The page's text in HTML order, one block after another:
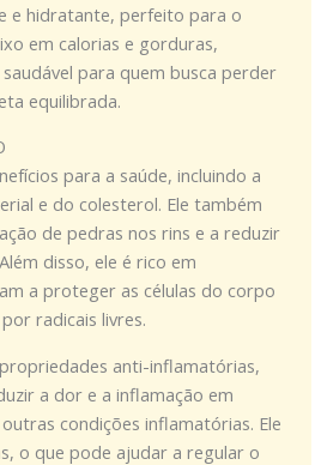
e hidratante, perfeito para o
em calorias e gorduras,
para quem busca perder
equilibrada.
para a saúde, incluindo a
e do colesterol. Ele também
de pedras nos rins e a reduzir
disso, ele é rico em
a proteger as células do corpo
radicais livres.
anti-inflamatórias,
a dor e a inflamação em
condições inflamatórias. Ele
o que pode ajudar a regular o